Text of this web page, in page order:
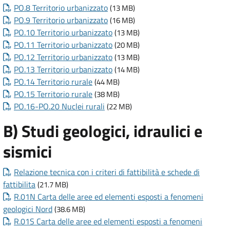
PO.8 Territorio urbanizzato(13 MB)
PO.9 Territorio urbanizzato(16 MB)
PO.10 Territorio urbanizzato(13 MB)
PO.11 Territorio urbanizzato(20 MB)
PO.12 Territorio urbanizzato(13 MB)
PO.13 Territorio urbanizzato(14 MB)
PO.14 Territorio rurale(44 MB)
PO.15 Territorio rurale(38 MB)
PO.16-PO.20 Nuclei rurali (22 MB)
B) Studi geologici, idraulici e
sismici
Relazione tecnica con i criteri di fattibilità e schede di
fattibilita(21.7 MB)
R.01N Carta delle aree ed elementi esposti a fenomeni
geologici Nord(38.6 MB)
R.01S Carta delle aree ed elementi esposti a fenomeni